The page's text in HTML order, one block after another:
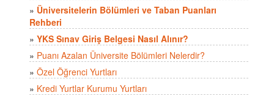
» Üniversitelerin Bölümleri ve Taban Puanları
Rehberi
» YKS Sınav Giriş Belgesi Nasıl Alınır?
» Puanı Azalan Üniversite Bölümleri Nelerdir?
» Özel Öğrenci Yurtları
» Kredi Yurtlar Kurumu Yurtları